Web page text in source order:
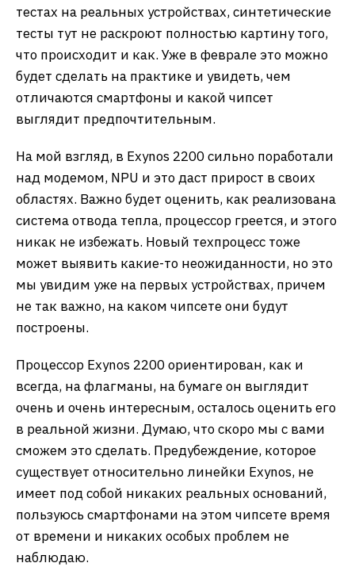
тестах на реальных устройствах, синтетические
тесты тут не раскроют полностью картину того,
что происходит и как. Уже в феврале это можно
будет сделать на практике и увидеть, чем
отличаются смартфоны и какой чипсет
выглядит предпочтительным.
На мой взгляд, в Exynos 2200 сильно поработали
над модемом, NPU и это даст прирост в своих
областях. Важно будет оценить, как реализована
система отвода тепла, процессор греется, и этого
никак не избежать. Новый техпроцесс тоже
может выявить какие-то неожиданности, но это
мы увидим уже на первых устройствах, причем
не так важно, на каком чипсете они будут
построены.
Процессор Exynos 2200 ориентирован, как и
всегда, на флагманы, на бумаге он выглядит
очень и очень интересным, осталось оценить его
в реальной жизни. Думаю, что скоро мы с вами
сможем это сделать. Предубеждение, которое
существует относительно линейки Exynos, не
имеет под собой никаких реальных оснований,
пользуюсь смартфонами на этом чипсете время
от времени и никаких особых проблем не
наблюдаю.